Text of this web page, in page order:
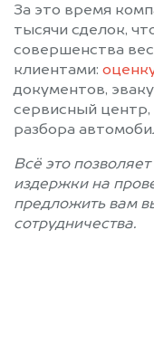
За это время
тысячи сделок,
совершенства
клиентами:
документов,
сервисный центр,
разбора
Всё это
издержки на
предложить вам
сотрудничества.